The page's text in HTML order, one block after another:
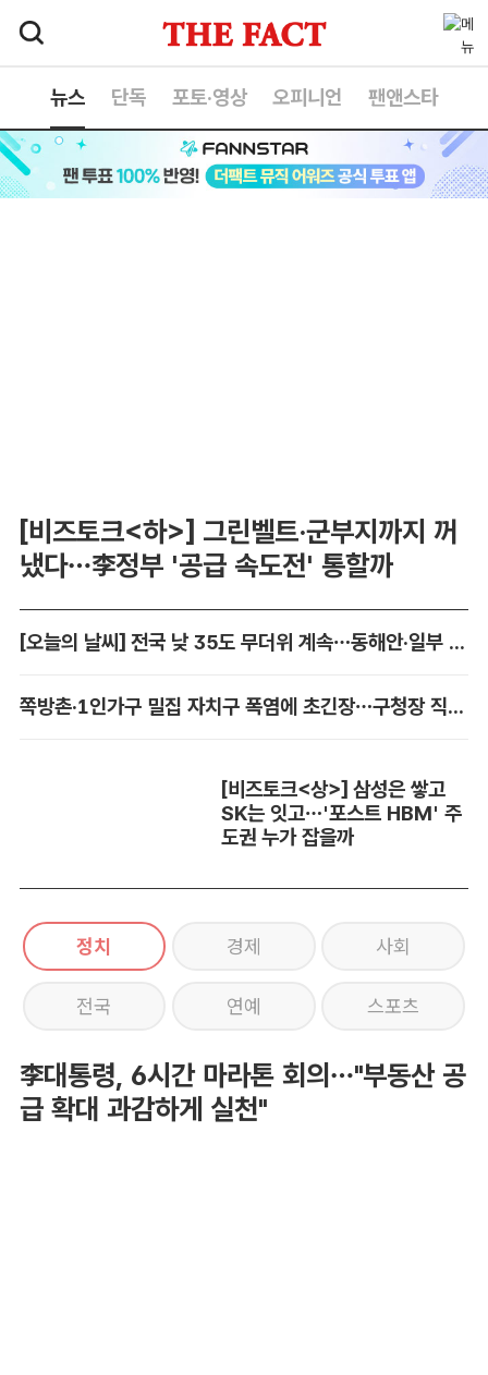
뉴스 단독 포토·영상 오피니언 팬앤스타
[비즈토크<하>] 그린벨트·군부지까지 꺼
냈다…李정부 '공급 속도전' 통할까
[오늘의 날씨] 전국 낮 35도 무더위 계속…동해안·일부 지역 비
쪽방촌·1인가구 밀집 자치구 폭염에 초긴장…구청장 직접 챙긴다
[비즈토크<상>] 삼성은 쌓고
SK는 잇고…'포스트 HBM' 주
도권 누가 잡을까
정치 경제 사회
전국 연예 스포츠
李대통령, 6시간 마라톤 회의…"부동산 공
급 확대 과감하게 실천"